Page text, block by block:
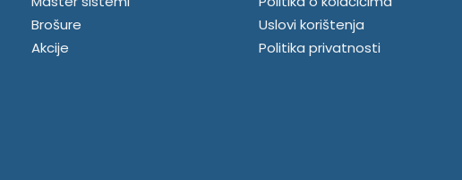
Brošure
Akcije
Uslovi korištenja
Politika privatnosti